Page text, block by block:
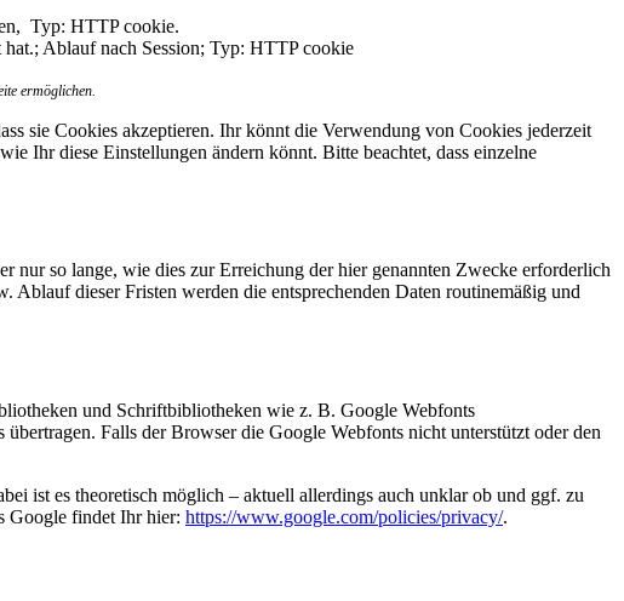
Typ: HTTP cookie.
Ablauf nach Session; Typ: HTTP cookie
ermöglichen.
sie Cookies akzeptieren. Ihr könnt die Verwendung von Cookies jederzeit
Ihr diese Einstellungen ändern könnt. Bitte beachtet, dass einzelne
nur so lange, wie dies zur Erreichung der hier genannten Zwecke erforderlich
dieser Fristen werden die entsprechenden Daten routinemäßig und
und Schriftbibliotheken wie z. B. Google Webfonts
Falls der Browser die Google Webfonts nicht unterstützt oder den
ist es theoretisch möglich – aktuell allerdings auch unklar ob und ggf. zu
Google findet Ihr hier: https://www.google.com/policies/privacy/.